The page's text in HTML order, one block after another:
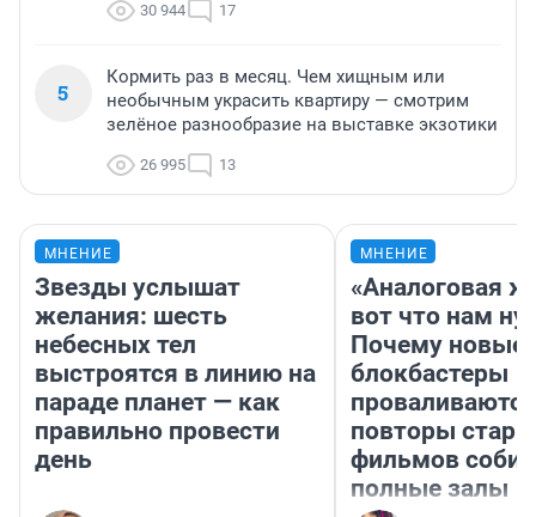
30 944 17
5
Кормить раз в месяц. Чем хищным или
необычным украсить квартиру — смотрим
зелёное разнообразие на выставке экзотики
26 995 13
МНЕНИЕ
Звезды услышат
желания: шесть
небесных тел
выстроятся в линию на
параде планет — как
правильно провести
день
МНЕНИЕ
«Аналоговая
вот что нам
Почему новые
блокбастеры
повторы
фильмов
полные залы